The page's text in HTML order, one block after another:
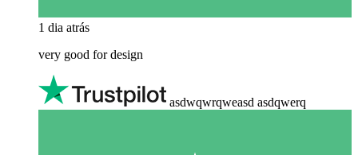
1 dia atrás
very good for design
asdwqwrqweasd asdqwerq